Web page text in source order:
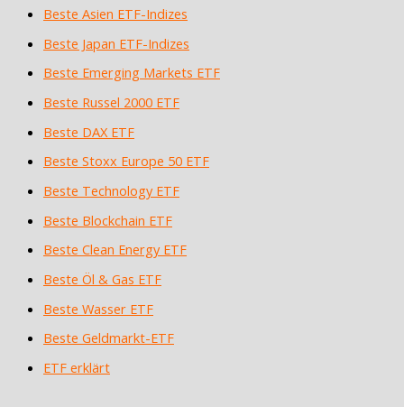
Beste Asien ETF-Indizes
Beste Japan ETF-Indizes
Beste Emerging Markets ETF
Beste Russel 2000 ETF
Beste DAX ETF
Beste Stoxx Europe 50 ETF
Beste Technology ETF
Beste Blockchain ETF
Beste Clean Energy ETF
Beste Öl & Gas ETF
Beste Wasser ETF
Beste Geldmarkt-ETF
ETF erklärt